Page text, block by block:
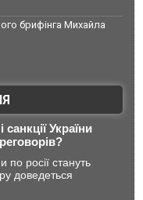
брифінга Михайла
України
по росії стануть
доведеться